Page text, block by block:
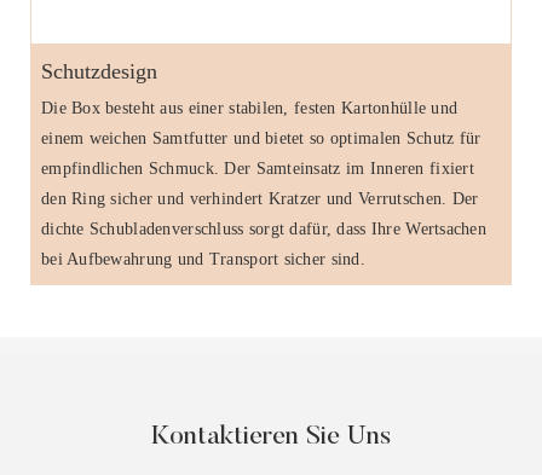
Schutzdesign
Die Box besteht aus einer stabilen, festen Kartonhülle und
einem weichen Samtfutter und bietet so optimalen Schutz für
empfindlichen Schmuck. Der Samteinsatz im Inneren fixiert
den Ring sicher und verhindert Kratzer und Verrutschen. Der
dichte Schubladenverschluss sorgt dafür, dass Ihre Wertsachen
bei Aufbewahrung und Transport sicher sind.
Kontaktieren Sie Uns